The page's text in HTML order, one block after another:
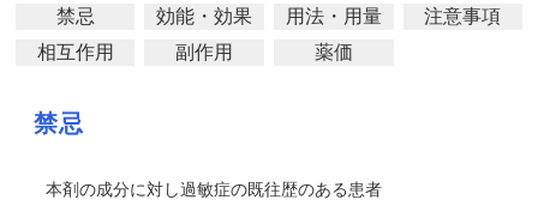
禁忌 効能・効果 用法・用量
注意事項
相互作用
副作用 薬価
禁忌
本剤の成分に対し過敏症の既往歴のある患者